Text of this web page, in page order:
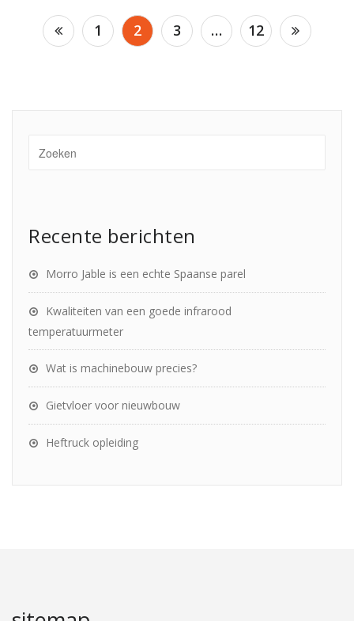
Berichten
paginering
1 2 3 … 12
Recente berichten
Morro Jable is een echte Spaanse parel
Kwaliteiten van een goede infrarood
temperatuurmeter
Wat is machinebouw precies?
Gietvloer voor nieuwbouw
Heftruck opleiding